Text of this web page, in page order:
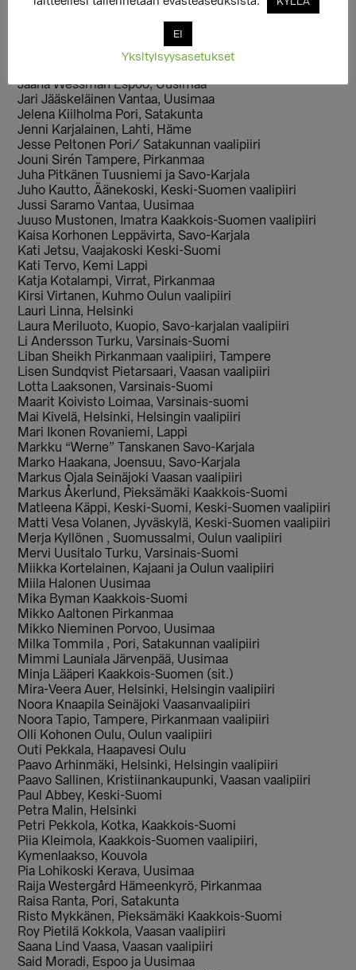
Iikka Nikkinen, Kangasala, Pirkanmaan vaalipiiri
Ilkka Porttikivi, Tampere Pirkanmaa
Irma Hirsjärvi Keski-Suomi
Jaana Wessman Espoo, Uusimaa
Jari Jääskeläinen Vantaa, Uusimaa
Jelena Kiilholma Pori, Satakunta
Jenni Karjalainen, Lahti, Häme
Jesse Peltonen Pori/ Satakunnan vaalipiiri
Jouni Sirén Tampere, Pirkanmaa
Juha Pitkänen Tuusniemi ja Savo-Karjala
Juho Kautto, Äänekoski, Keski-Suomen vaalipiiri
Jussi Saramo Vantaa, Uusimaa
Juuso Mustonen, Imatra Kaakkois-Suomen vaalipiiri
Kaisa Korhonen Leppävirta, Savo-Karjala
Kati Jetsu, Vaajakoski Keski-Suomi
Kati Tervo, Kemi Lappi
Katja Kotalampi, Virrat, Pirkanmaa
Kirsi Virtanen, Kuhmo Oulun vaalipiiri
Lauri Linna, Helsinki
Laura Meriluoto, Kuopio, Savo-karjalan vaalipiiri
Li Andersson Turku, Varsinais-Suomi
Liban Sheikh Pirkanmaan vaalipiiri, Tampere
Lisen Sundqvist Pietarsaari, Vaasan vaalipiiri
Lotta Laaksonen, Varsinais-Suomi
Maarit Koivisto Loimaa, Varsinais-suomi
Mai Kivelä, Helsinki, Helsingin vaalipiiri
Mari Ikonen Rovaniemi, Lappi
Markku “Werne” Tanskanen Savo-Karjala
Marko Haakana, Joensuu, Savo-Karjala
Markus Ojala Seinäjoki Vaasan vaalipiiri
Markus Åkerlund, Pieksämäki Kaakkois-Suomi
Matleena Käppi, Keski-Suomi, Keski-Suomen vaalipiiri
Matti Vesa Volanen, Jyväskylä, Keski-Suomen vaalipiiri
Merja Kyllönen , Suomussalmi, Oulun vaalipiiri
Mervi Uusitalo Turku, Varsinais-Suomi
Miikka Kortelainen, Kajaani ja Oulun vaalipiiri
Miila Halonen Uusimaa
Mika Byman Kaakkois-Suomi
Mikko Aaltonen Pirkanmaa
Mikko Nieminen Porvoo, Uusimaa
Milka Tommila , Pori, Satakunnan vaalipiiri
Mimmi Launiala Järvenpää, Uusimaa
Minja Lääperi Kaakkois-Suomen (sit.)
Mira-Veera Auer, Helsinki, Helsingin vaalipiiri
Noora Knaapila Seinäjoki Vaasanvaalipiiri
Noora Tapio, Tampere, Pirkanmaan vaalipiiri
Olli Kohonen Oulu, Oulun vaalipiiri
Outi Pekkala, Haapavesi Oulu
Paavo Arhinmäki, Helsinki, Helsingin vaalipiiri
Paavo Sallinen, Kristiinankaupunki, Vaasan vaalipiiri
Paul Abbey, Keski-Suomi
Petra Malin, Helsinki
Petri Pekkola, Kotka, Kaakkois-Suomi
Piia Kleimola, Kaakkois-Suomen vaalipiiri,
Kymenlaakso, Kouvola
Pia Lohikoski Kerava, Uusimaa
Raija Westergård Hämeenkyrö, Pirkanmaa
Raisa Ranta, Pori, Satakunta
Risto Mykkänen, Pieksämäki Kaakkois-Suomi
Roy Pietilä Kokkola, Vaasan vaalipiiri
Saana Lind Vaasa, Vaasan vaalipiiri
Said Moradi, Espoo ja Uusimaa
EI
Yksityisyysasetukset